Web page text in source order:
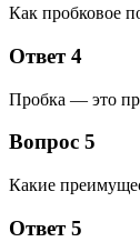
Как пробковое
Ответ 4
Пробка — это
Вопрос 5
Какие
Ответ 5